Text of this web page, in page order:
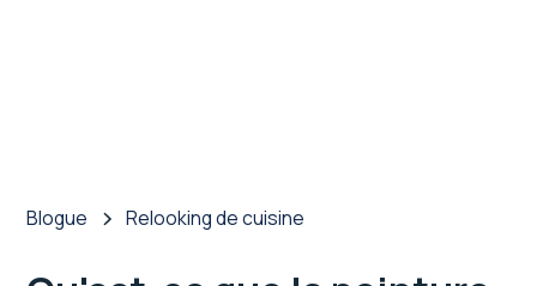
Blogue Relooking de cuisine